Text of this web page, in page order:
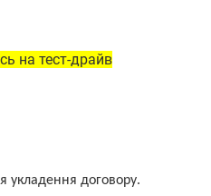
на тест-драйв
укладення договору.